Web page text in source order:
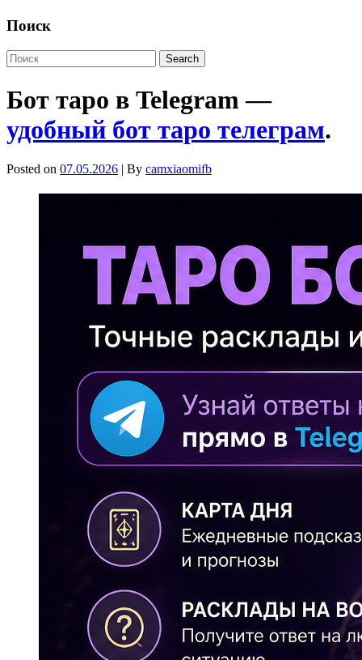
Поиск
Бот таро в Telegram —
удобный бот таро телеграм.
Posted on 07.05.2026 | By camxiaomifb